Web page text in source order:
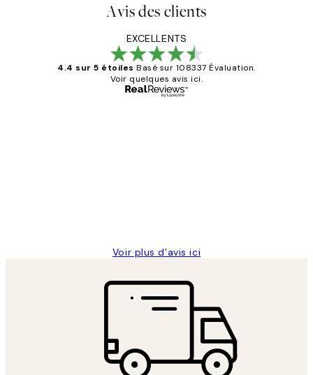
Avis des clients
EXCELLENTS
4.4 sur 5 étoiles Basé sur 108337 Évaluation.
Voir quelques avis ici.
Voir plus d’avis ici